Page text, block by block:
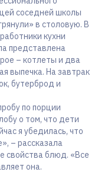
соседней школы
в столовую. В
кухни
представлена
– котлеты и два
выпечка. На завтрак
бутерброд и
по порции
о том, что дети
я убедилась, что
– рассказала
свойства блюд. «Все
она.